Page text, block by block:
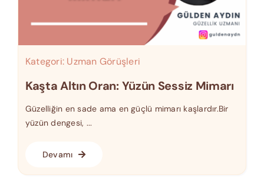
Kategori: Uzman Görüşleri
Kaşta Altın Oran: Yüzün Sessiz Mimarı
Güzelliğin en sade ama en güçlü mimarı kaşlardır.Bir
yüzün dengesi, ...
Devamı